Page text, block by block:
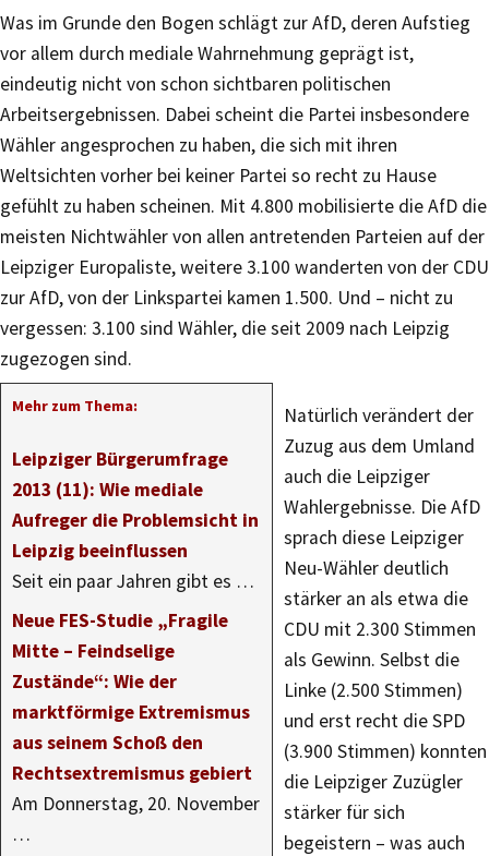
Was im Grunde den Bogen schlägt zur AfD, deren Aufstieg
vor allem durch mediale Wahrnehmung geprägt ist,
eindeutig nicht von schon sichtbaren politischen
Arbeitsergebnissen. Dabei scheint die Partei insbesondere
Wähler angesprochen zu haben, die sich mit ihren
Weltsichten vorher bei keiner Partei so recht zu Hause
gefühlt zu haben scheinen. Mit 4.800 mobilisierte die AfD die
meisten Nichtwähler von allen antretenden Parteien auf der
Leipziger Europaliste, weitere 3.100 wanderten von der CDU
zur AfD, von der Linkspartei kamen 1.500. Und – nicht zu
vergessen: 3.100 sind Wähler, die seit 2009 nach Leipzig
zugezogen sind.
Mehr zum Thema:
Leipziger Bürgerumfrage
2013 (11): Wie mediale
Aufreger die Problemsicht in
Leipzig beeinflussen
Seit ein paar Jahren gibt es …
Neue FES-Studie „Fragile
Mitte – Feindselige
Zustände“: Wie der
marktförmige Extremismus
aus seinem Schoß den
Rechtsextremismus gebiert
Am Donnerstag, 20. November
…
Natürlich verändert der
Zuzug aus dem Umland
auch die Leipziger
Wahlergebnisse. Die AfD
sprach diese Leipziger
Neu-Wähler deutlich
stärker an als etwa die
CDU mit 2.300 Stimmen
als Gewinn. Selbst die
Linke (2.500 Stimmen)
und erst recht die SPD
(3.900 Stimmen) konnten
die Leipziger Zuzügler
stärker für sich
begeistern – was auch